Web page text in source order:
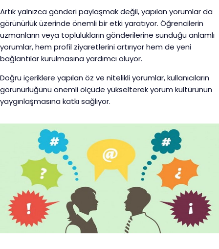
Artık yalnızca gönderi paylaşmak değil, yapılan yorumlar da
görünürlük üzerinde önemli bir etki yaratıyor. Öğrencilerin
uzmanların veya toplulukların gönderilerine sunduğu anlamlı
yorumlar, hem profil ziyaretlerini artırıyor hem de yeni
bağlantılar kurulmasına yardımcı oluyor.
Doğru içeriklere yapılan öz ve nitelikli yorumlar, kullanıcıların
görünürlüğünü önemli ölçüde yükselterek yorum kültürünün
yaygınlaşmasına katkı sağlıyor.